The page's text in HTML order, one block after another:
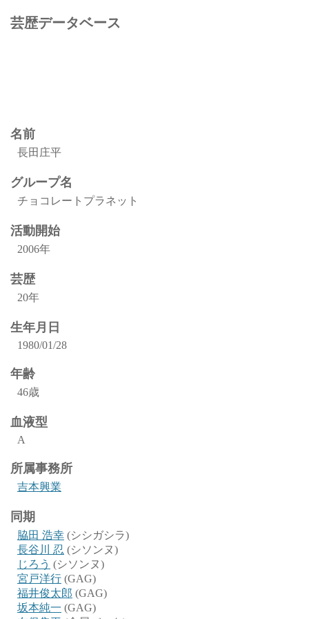
芸歴データベース
名前
長田庄平
グループ名
チョコレートプラネット
活動開始
2006年
芸歴
20年
生年月日
1980/01/28
年齢
46歳
血液型
A
所属事務所
吉本興業
同期
脇田 浩幸 (シシガシラ)
長谷川 忍 (シソンヌ)
じろう (シソンヌ)
宮戸洋行 (GAG)
福井俊太郎 (GAG)
坂本純一 (GAG)